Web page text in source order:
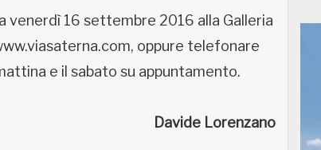
venerdì 16 settembre 2016 alla Galleria
oppure telefonare
e il sabato su appuntamento.
Davide Lorenzano